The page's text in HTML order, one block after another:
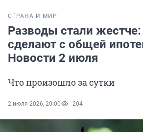
СТРАНА И МИР
Разводы стали жестче:
сделают с общей
Новости 2 июля
Что произошло за сутки
2 июля 2026, 20:00 204